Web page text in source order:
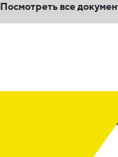
Посмотреть все